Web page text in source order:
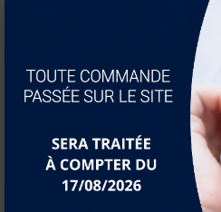
Nous